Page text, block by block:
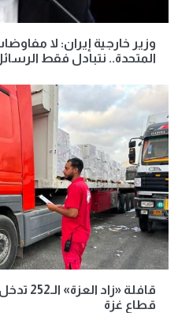
وزير خارجية إيران: لا
المتحدة.. نتبادل فقط
قافلة
قطاع غزة